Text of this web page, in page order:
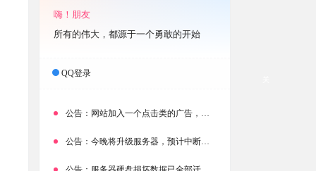
嗨！朋友
所有的伟大，都源于一个勇敢的开始
QQ登录
公告： 网站加入一个点击类的广告，大家点击下载按钮需要注意
公告： 今晚将升级服务器，预计中断时常为1分钟